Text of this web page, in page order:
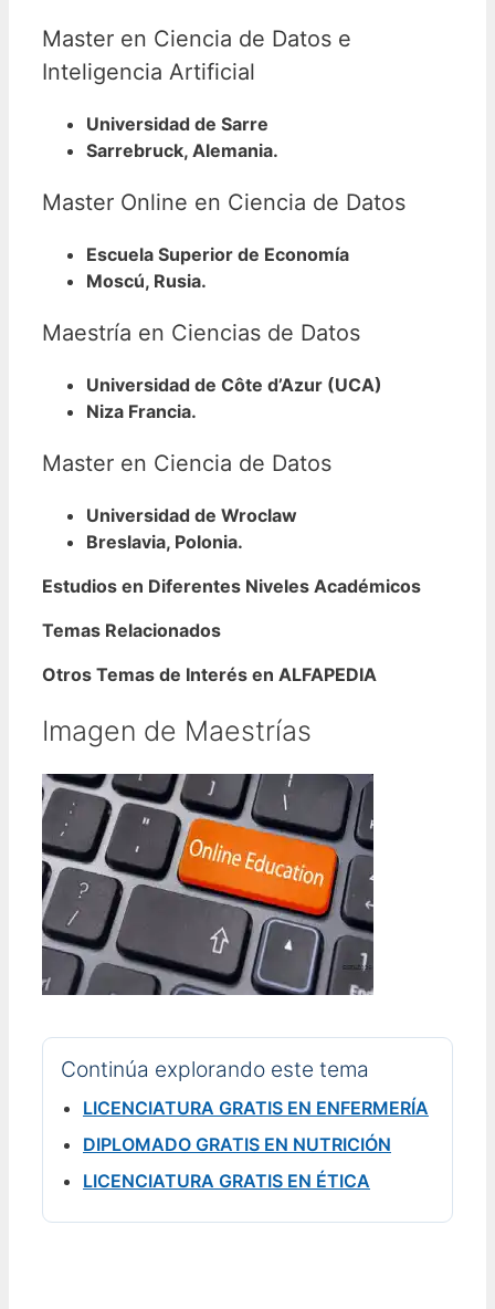
Master en Ciencia de Datos e
Inteligencia Artificial
Universidad de Sarre
Sarrebruck, Alemania.
Master Online en Ciencia de Datos
Escuela Superior de Economía
Moscú, Rusia.
Maestría en Ciencias de Datos
Universidad de Côte d’Azur (UCA)
Niza Francia.
Master en Ciencia de Datos
Universidad de Wroclaw
Breslavia, Polonia.
Estudios en Diferentes Niveles Académicos
Temas Relacionados
Otros Temas de Interés en ALFAPEDIA
Imagen de Maestrías
Continúa explorando este tema
LICENCIATURA GRATIS EN ENFERMERÍA
DIPLOMADO GRATIS EN NUTRICIÓN
LICENCIATURA GRATIS EN ÉTICA